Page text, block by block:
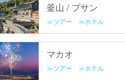
釜山 / プサン
ツアー ホテル
マカオ
ツアー ホテル